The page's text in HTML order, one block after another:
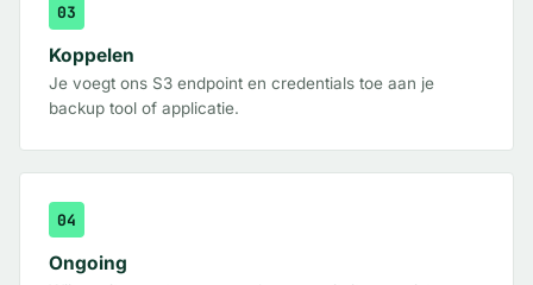
03
Koppelen
Je voegt ons S3 endpoint en credentials toe aan je
backup tool of applicatie.
04
Ongoing